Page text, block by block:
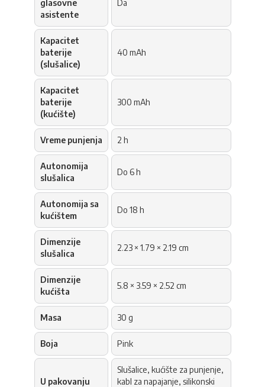
glasovne
asistente
Da
Kapacitet
baterije
(slušalice)
40 mAh
Kapacitet
baterije
(kućište)
300 mAh
Vreme punjenja 2 h
Autonomija
slušalica
Do 6 h
Autonomija sa
kućištem
Do 18 h
Dimenzije
slušalica
2.23 × 1.79 × 2.19 cm
Dimenzije
kućišta
5.8 × 3.59 × 2.52 cm
Masa 30 g
Boja Pink
U pakovanju
Slušalice, kućište za punjenje,
kabl za napajanje, silikonski